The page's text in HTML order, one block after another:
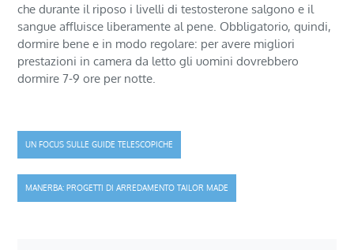
che durante il riposo i livelli di testosterone salgono e il
sangue affluisce liberamente al pene. Obbligatorio, quindi,
dormire bene e in modo regolare: per avere migliori
prestazioni in camera da letto gli uomini dovrebbero
dormire 7-9 ore per notte.
Navigazione
articoli
UN FOCUS SULLE GUIDE TELESCOPICHE
MANERBA: PROGETTI DI ARREDAMENTO TAILOR MADE